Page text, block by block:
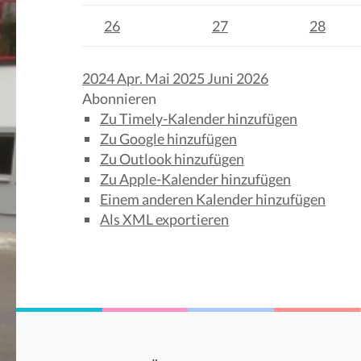
26 27 28
2024Apr. Mai 2025Juni 2026
Abonnieren
Zu Timely-Kalender hinzufügen
Zu Google hinzufügen
Zu Outlook hinzufügen
Zu Apple-Kalender hinzufügen
Einem anderen Kalender hinzufügen
Als XML exportieren